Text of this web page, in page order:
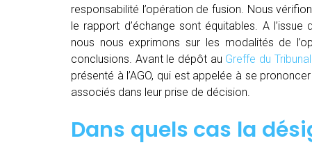
responsabilité l’opération de fusion. Nous
le rapport d’échange sont équitables. A
nous nous exprimons sur les modalités de
conclusions. Avant le dépôt au Greffe du
présenté à l’AGO, qui est appelée à se
associés dans leur prise de décision.
Dans quels cas la